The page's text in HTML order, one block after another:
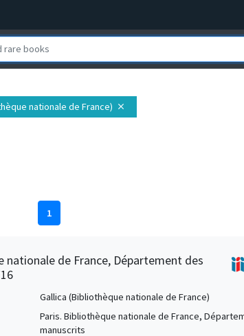
nationale de France) close
1
nationale de France, Département des
Gallica (Bibliothèque nationale de France)
Paris. Bibliothèque nationale de France,
manuscrits